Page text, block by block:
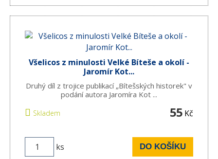
Všelicos z minulosti Velké Bíteše a okolí -
Jaromír Kot...
Druhý díl z trojice publikací „Bítešských historek" v
podání autora Jaromíra Kot ...
Skladem 55 Kč
ks DO KOŠÍKU